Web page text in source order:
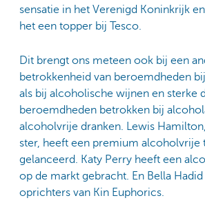
sensatie in het Verenigd Koninkrijk
het een topper bij Tesco.
Dit brengt ons meteen ook bij een
betrokkenheid van beroemdheden
als bij alcoholische wijnen en sterke
beroemdheden betrokken bij
alcoholvrije dranken. Lewis
ster, heeft een premium alcoholvrije
gelanceerd. Katy Perry heeft een
op de markt gebracht. En Bella Hadid
oprichters van Kin Euphorics.